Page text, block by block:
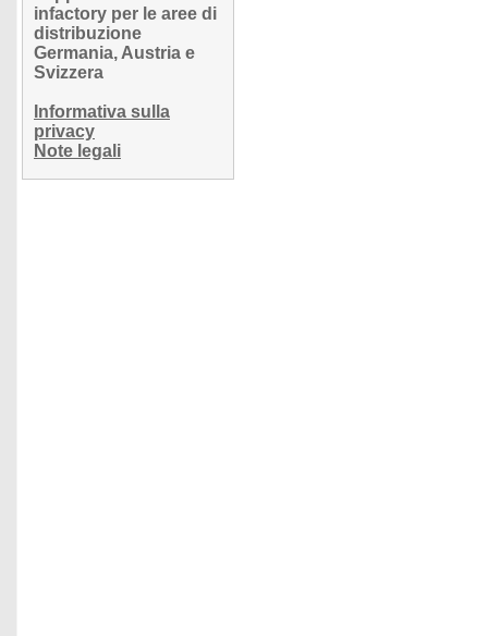
infactory per le aree di
distribuzione
Germania, Austria e
Svizzera
Informativa sulla
privacy
Note legali